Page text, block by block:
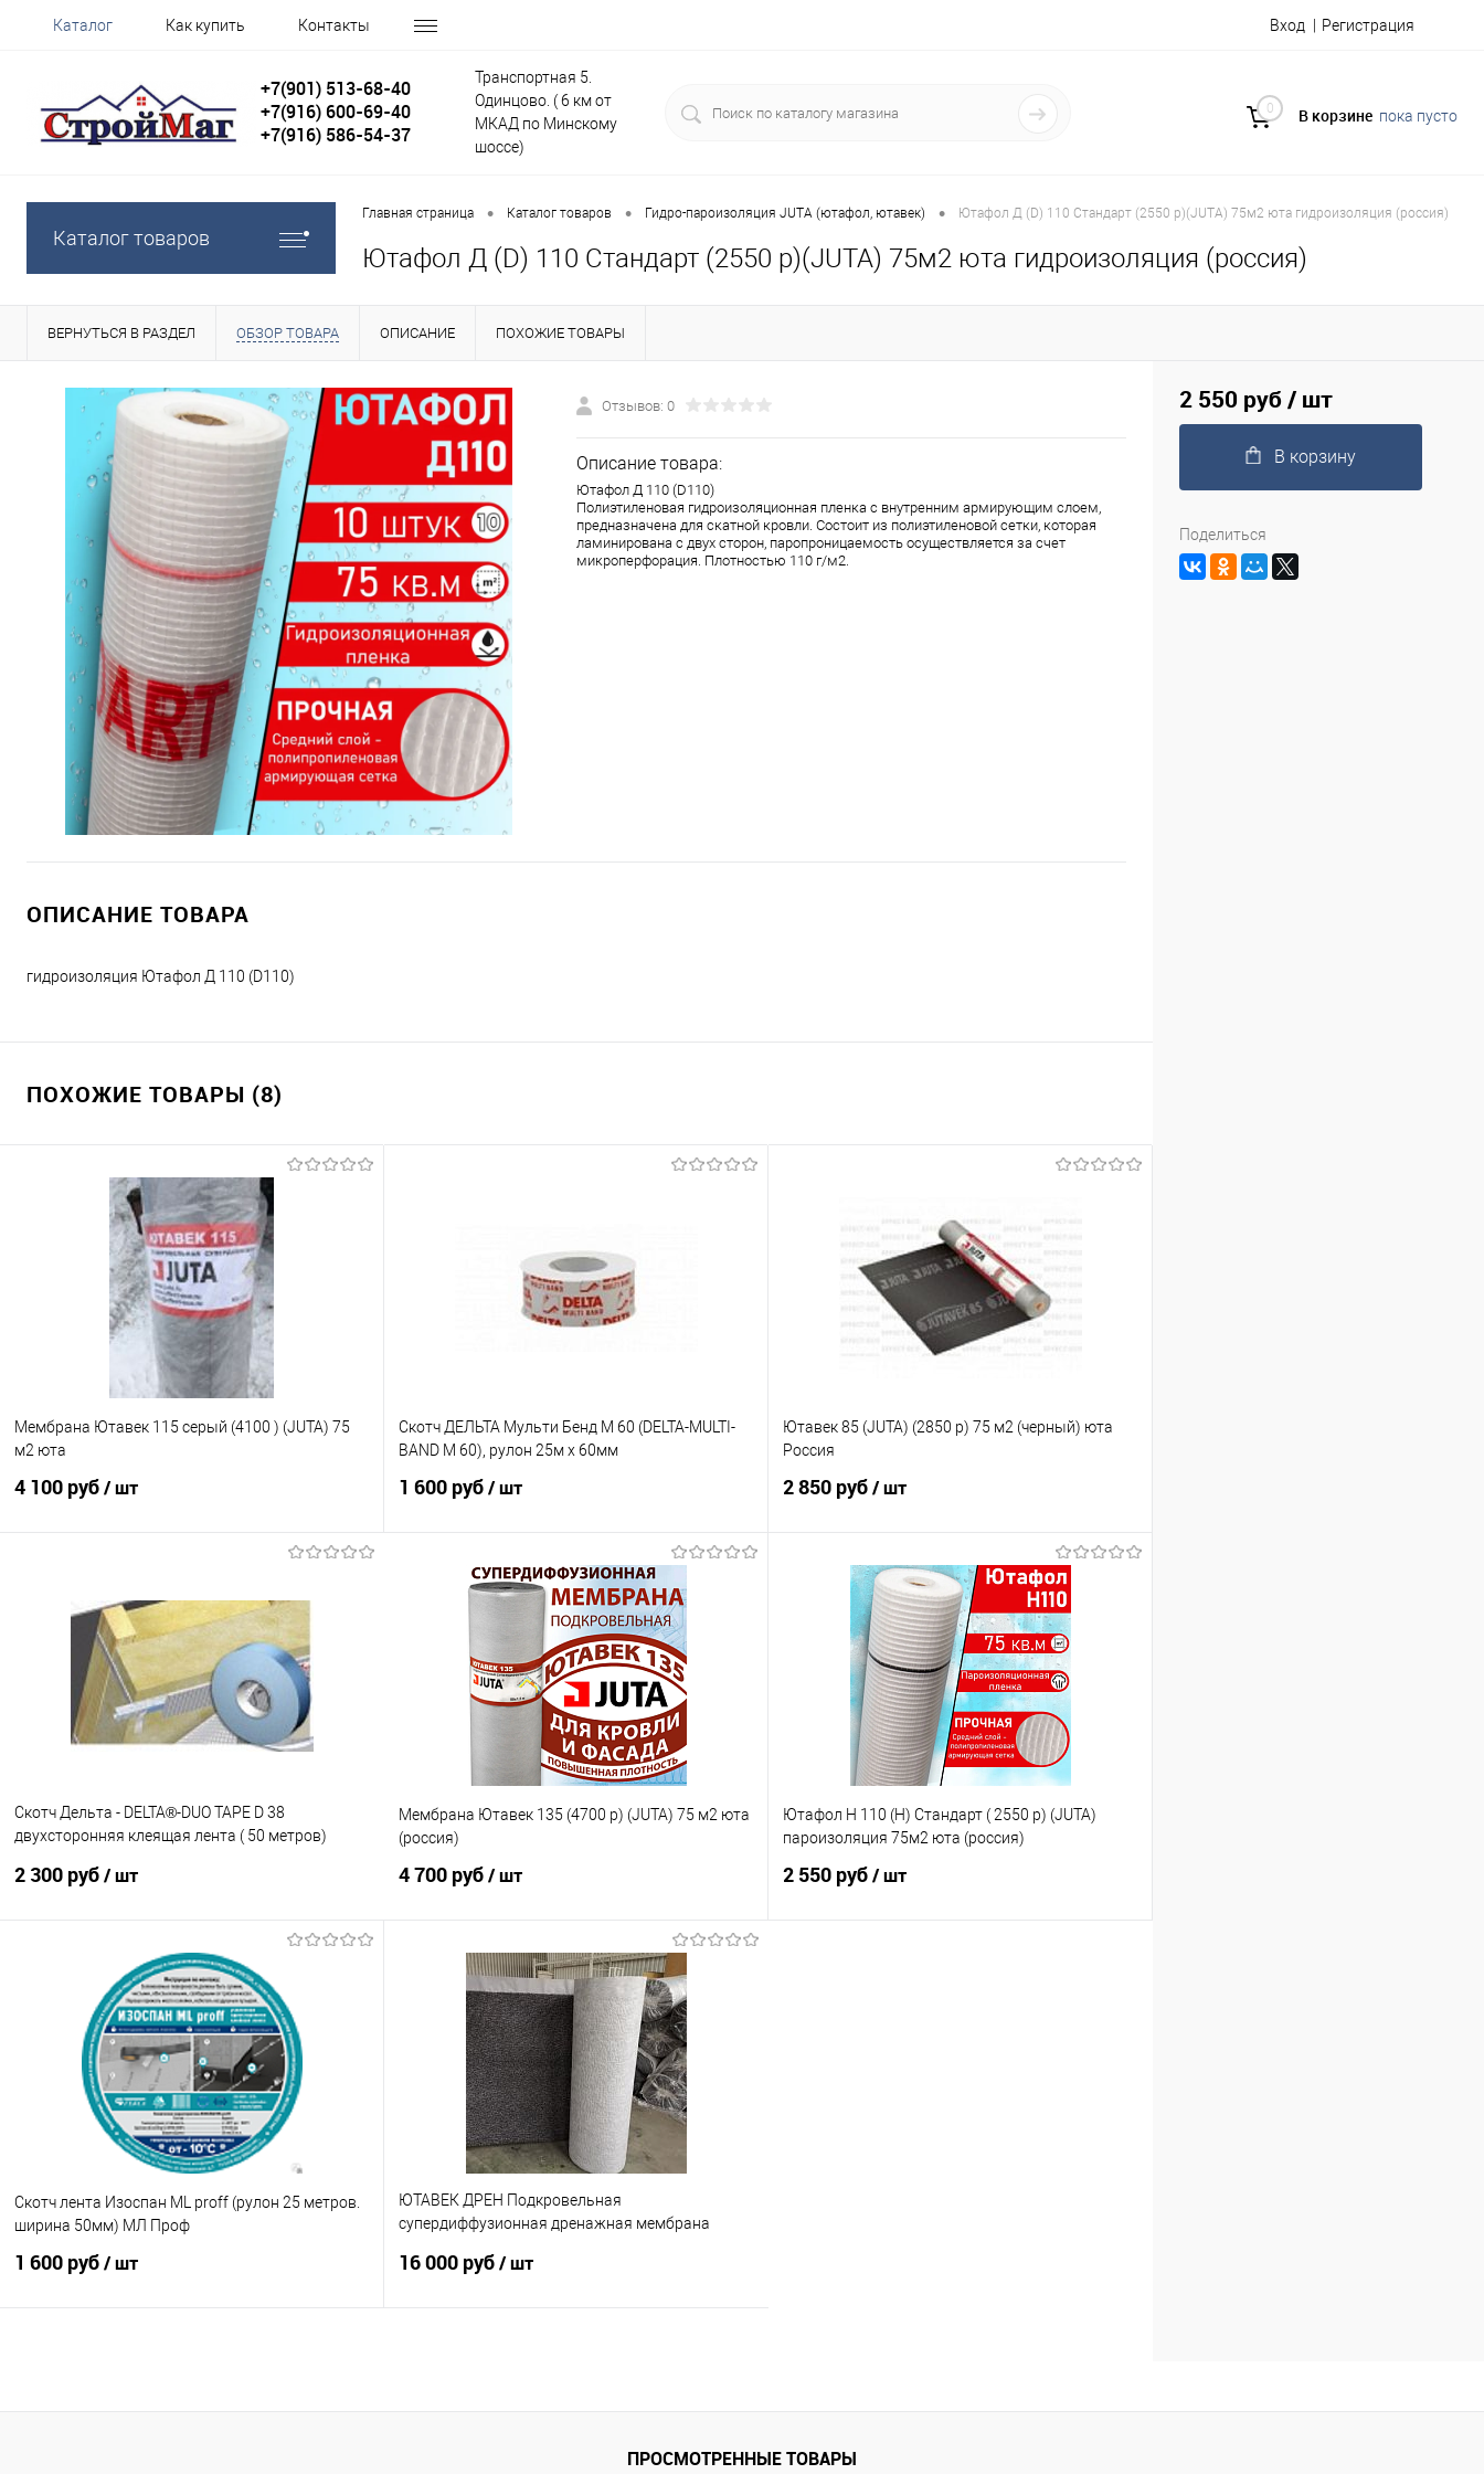
Каталог Как купить Контакты Вход Регистрация
+7(901) 513-68-40
+7(916) 600-69-40
+7(916) 586-54-37
Транспортная 5.
Одинцово. ( 6 км от
МКАД по Минскому
шоссе)
0 В корзине пока пусто
Каталог товаров
Главная страница • Каталог товаров • Гидро-пароизоляция JUTA (ютафол, ютавек) • Ютафол Д (D) 110 Стандарт (2550 р)(JUTA) 75м2 юта гидроизоляция (россия)
Ютафол Д (D) 110 Стандарт (2550 р)(JUTA) 75м2 юта гидроизоляция (россия)
ВЕРНУТЬСЯ В РАЗДЕЛ ОБЗОР ТОВАРА ОПИСАНИЕ ПОХОЖИЕ ТОВАРЫ
Отзывов: 0
Описание товара:
Ютафол Д 110 (D110)
Полиэтиленовая гидроизоляционная пленка с внутренним армирующим слоем,
предназначена для скатной кровли. Состоит из полиэтиленовой сетки, которая
ламинирована с двух сторон, паропроницаемость осуществляется за счет
микроперфорация. Плотностью 110 г/м2.
ОПИСАНИЕ ТОВАРА
гидроизоляция Ютафол Д 110 (D110)
ПОХОЖИЕ ТОВАРЫ (8)
Мембрана Ютавек 115 серый (4100 ) (JUTA) 75
м2 юта
4 100 руб/ шт
Скотч ДЕЛЬТА Мульти Бенд М 60 (DELTA-MULTI-
BAND M 60), рулон 25м х 60мм
1 600 руб/ шт
В корзину
Ютавек 85 (JUTA) (2850 р) 75 м2 (черный) юта
Россия
2 850 руб/ шт
В корзину
Скотч Дельта - DELTA®-DUO TAPE D 38
двухсторонняя клеящая лента ( 50 метров)
2 300 руб/ шт
В корзину
Мембрана Ютавек 135 (4700 р) (JUTA) 75 м2 юта
(россия)
4 700 руб/ шт
В корзину
Ютафол Н 110 (H) Стандарт ( 2550 р) (JUTA)
пароизоляция 75м2 юта (россия)
2 550 руб/ шт
Скотч лента Изоспан ML proff (рулон 25 метров.
ширина 50мм) МЛ Проф
1 600 руб/ шт
ЮТАВЕК ДРЕН Подкровельная
супердиффузионная дренажная мембрана
16 000 руб/ шт
2 550 руб/ шт
В корзину
Поделиться
ПРОСМОТРЕННЫЕ ТОВАРЫ